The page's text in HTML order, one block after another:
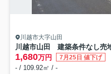
川越市大字山田
1,680万円 7月25日 値下げ
- / 109.92㎡ / -